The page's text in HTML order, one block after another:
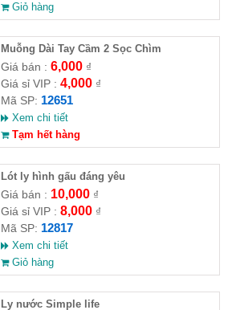
Giỏ hàng
Muỗng Dài Tay Cầm 2 Sọc Chìm
Giá bán : 6,000₫
Giá sỉ VIP : 4,000₫
Mã SP: 12651
Xem chi tiết
Tạm hết hàng
Lót ly hình gấu đáng yêu
Giá bán : 10,000₫
Giá sỉ VIP : 8,000₫
Mã SP: 12817
Xem chi tiết
Giỏ hàng
Ly nước Simple life